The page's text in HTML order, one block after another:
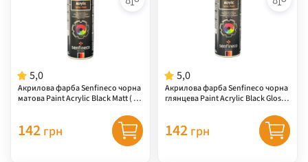
5,0
Акрилова фарба Senfineco чорна
матова Paint Acrylic Black Matt ( 40
142 грн
5,0
Акрилова фарба Senfineco чорна
глянцева Paint Acrylic Black Gloss (
142 грн